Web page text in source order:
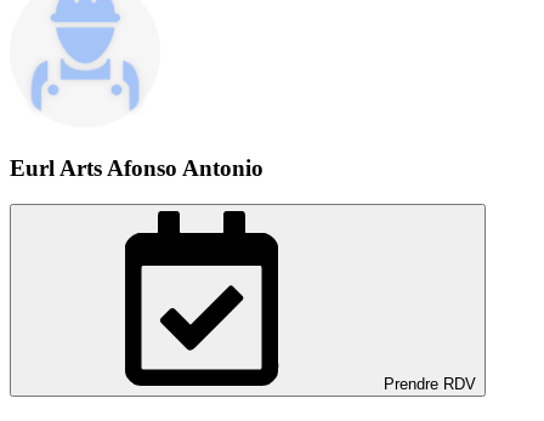
Eurl Arts Afonso Antonio
Prendre RDV